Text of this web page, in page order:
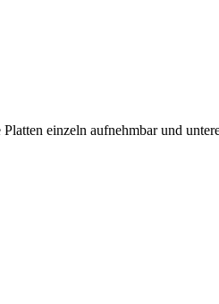
einzeln aufnehmbar und